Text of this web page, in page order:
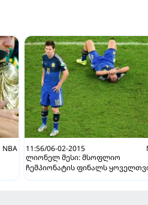
NBA
11:56/06-02-2015
ლიონელ მესი: მსოფლიო
ჩემპიონატის ფინალს